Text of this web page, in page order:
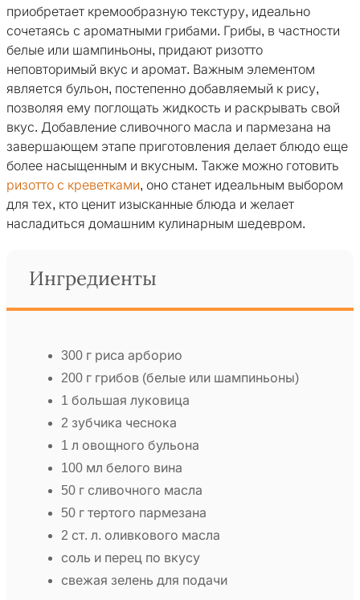
приобретает кремообразную текстуру, идеально
сочетаясь с ароматными грибами. Грибы, в частности
белые или шампиньоны, придают ризотто
неповторимый вкус и аромат. Важным элементом
является бульон, постепенно добавляемый к рису,
позволяя ему поглощать жидкость и раскрывать свой
вкус. Добавление сливочного масла и пармезана на
завершающем этапе приготовления делает блюдо еще
более насыщенным и вкусным. Также можно готовить
ризотто с креветками, оно станет идеальным выбором
для тех, кто ценит изысканные блюда и желает
насладиться домашним кулинарным шедевром.
Ингредиенты
300 г риса арборио
200 г грибов (белые или шампиньоны)
1 большая луковица
2 зубчика чеснока
1 л овощного бульона
100 мл белого вина
50 г сливочного масла
50 г тертого пармезана
2 ст. л. оливкового масла
соль и перец по вкусу
свежая зелень для подачи